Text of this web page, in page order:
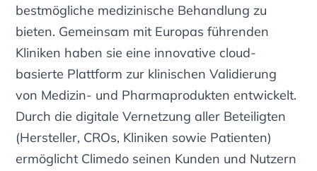
bestmögliche medizinische Behandlung zu
bieten. Gemeinsam mit Europas führenden
Kliniken haben sie eine innovative cloud-
basierte Plattform zur klinischen Validierung
von Medizin- und Pharmaprodukten entwickelt.
Durch die digitale Vernetzung aller Beteiligten
(Hersteller, CROs, Kliniken sowie Patienten)
ermöglicht Climedo seinen Kunden und Nutzern